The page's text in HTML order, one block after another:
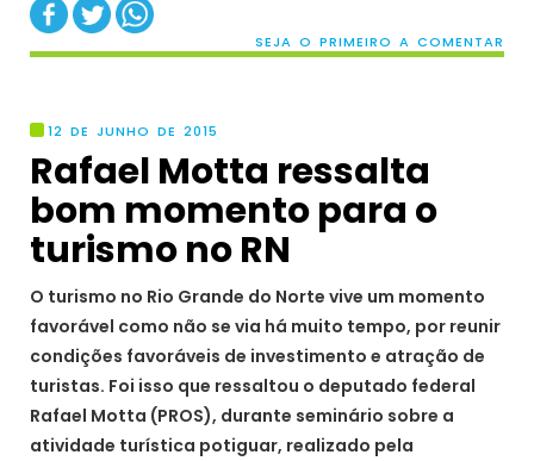
SEJA O PRIMEIRO A COMENTAR
12 DE JUNHO DE 2015
Rafael Motta ressalta
bom momento para o
O turismo no Rio Grande do Norte vive um momento
favorável como não se via há muito tempo, por reunir
condições favoráveis de investimento e atração de
turistas. Foi isso que ressaltou o deputado federal
Rafael Motta (PROS), durante seminário sobre a
atividade turística potiguar, realizado pela